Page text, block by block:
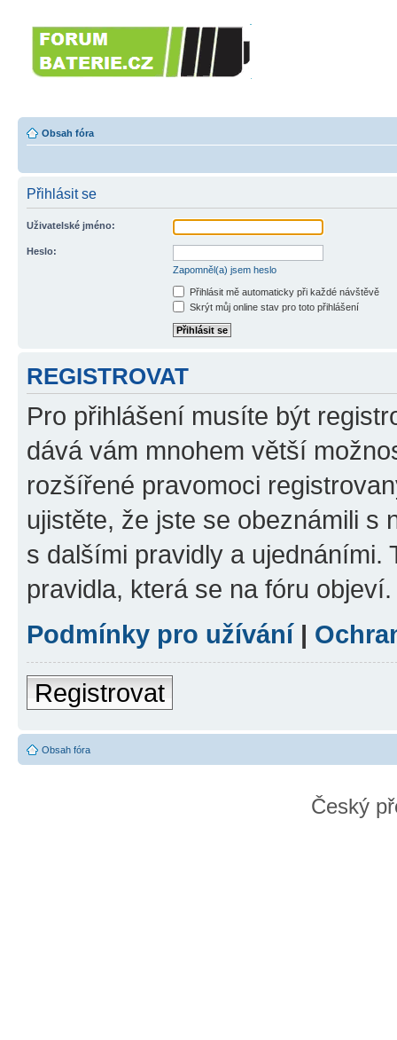
Obsah fóra
Přihlásit se
Uživatelské jméno:
Heslo:
Zapomněl(a) jsem heslo
Přihlásit mě automaticky při každé návštěvě
Skrýt můj online stav pro toto přihlášení
REGISTROVAT
Pro přihlášení musíte být
dává vám mnohem větší
rozšířené pravomoci
ujistěte, že jste se obeznámili s
s dalšími pravidly a ujednáními.
pravidla, která se na fóru objeví.
Podmínky pro užívání |
Registrovat
Obsah fóra
Český